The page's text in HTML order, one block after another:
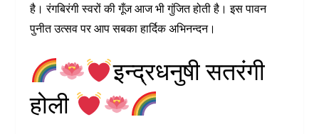
है। रंगबिरंगी स्वरों की गूँज आज भी गुंजित होती है। इस पावन
पुनीत उत्सव पर आप सबका हार्दिक अभिनन्दन।
इन्द्रधनुषी सतरंगी
होली